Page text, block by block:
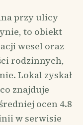
przy ulicy
to obiekt
wesel oraz
rodzinnych,
Lokal zyskał
znajduje
ocen 4.8
w serwisie